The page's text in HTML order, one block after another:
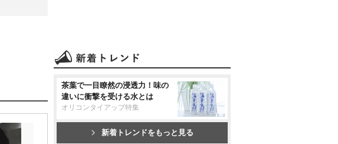
茶葉で一目瞭然の浸透力！味の
違いに衝撃を受ける水とは
オリコンタイアップ特集
新着トレンドをもっと見る